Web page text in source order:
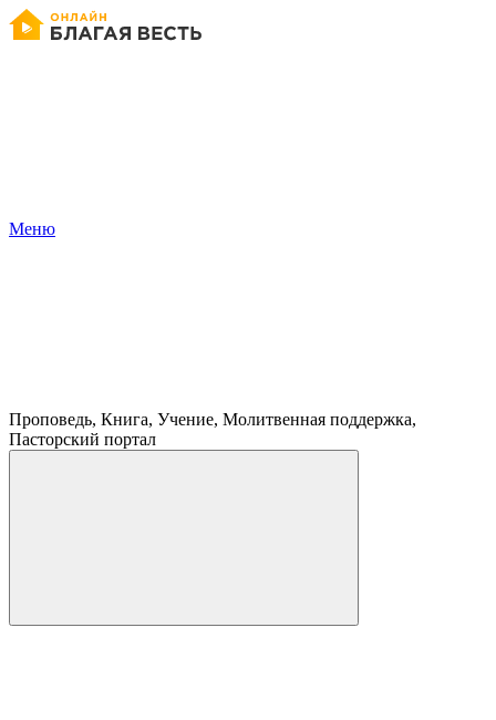
Меню
Проповедь, Книга, Учение, Молитвенная поддержка,
Пасторский портал